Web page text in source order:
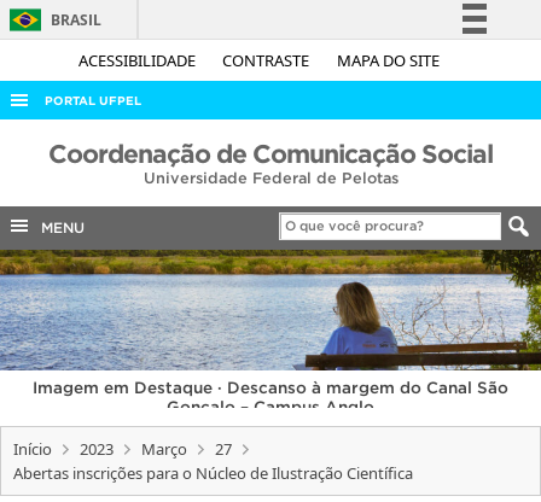
ACESSIBILIDADE CONTRASTE MAPA DO SITE
BRASIL
Simplifique!
Acesso à informação
Legislação
Canais
PORTAL UFPEL
ACESSO À INFORMAÇÃO
COBALTO
CONCURSOS
EDITAIS
INTERNACIONAL
OUVIDORIA
PORTARIAS
TELEFONES
Coordenação de Comunicação Social
Universidade Federal de Pelotas
MENU
Imagem em Destaque · Descanso à margem do Canal São
Gonçalo – Campus Anglo
Início 2023 Março
27
Abertas inscrições para o Núcleo de Ilustração Científica